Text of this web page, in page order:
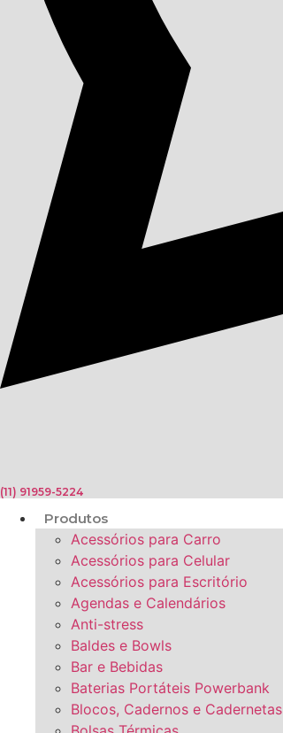
(11) 91959-5224
Produtos
Acessórios para Carro
Acessórios para Celular
Acessórios para Escritório
Agendas e Calendários
Anti-stress
Baldes e Bowls
Bar e Bebidas
Baterias Portáteis Powerbank
Blocos, Cadernos e Cadernetas